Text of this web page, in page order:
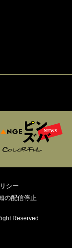
シー
の配信停止
Reserved